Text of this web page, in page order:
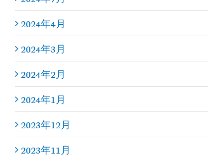
2024年4月
2024年3月
2024年2月
2024年1月
2023年12月
2023年11月